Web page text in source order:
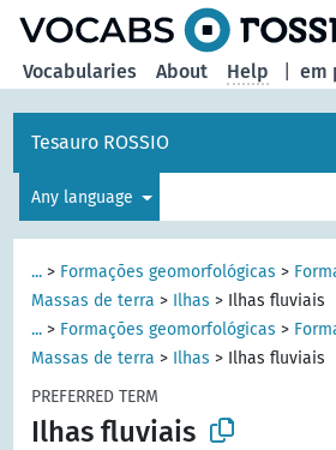
em
Vocabularies About Help
Tesauro ROSSIO
Any language
... > Formações geomorfológicas >
Massas de terra > Ilhas > Ilhas fluviais
... > Formações geomorfológicas >
Massas de terra > Ilhas > Ilhas fluviais
PREFERRED TERM
Ilhas fluviais